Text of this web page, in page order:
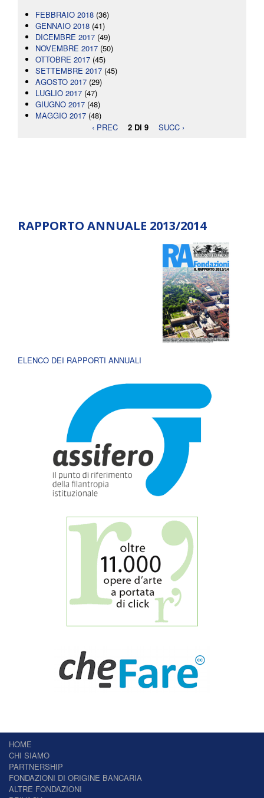
FEBBRAIO 2018 (36)
GENNAIO 2018 (41)
DICEMBRE 2017 (49)
NOVEMBRE 2017 (50)
OTTOBRE 2017 (45)
SETTEMBRE 2017 (45)
AGOSTO 2017 (29)
LUGLIO 2017 (47)
GIUGNO 2017 (48)
MAGGIO 2017 (48)
‹ PREC
2 DI 9 SUCC ›
RAPPORTO ANNUALE 2013/2014
ELENCO DEI RAPPORTI ANNUALI
HOME
CHI SIAMO
PARTNERSHIP
FONDAZIONI DI ORIGINE BANCARIA
ALTRE FONDAZIONI